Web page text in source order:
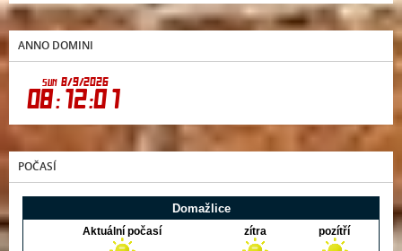
ANNO DOMINI
POČASÍ